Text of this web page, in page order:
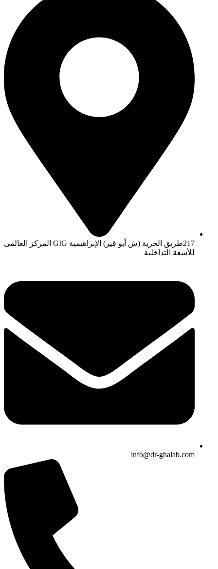
217طريق الحرية (ش أبو قير) الإبراهيمية GIG المركز العالمى
للأشعة التداخلية
info@dr-ghalab.com